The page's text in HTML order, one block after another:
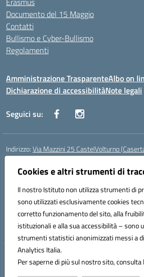
Cookies e altri strumenti di
Il nostro Istituto non utilizza strumenti di
sono utilizzati esclusivamente cookies
corretto funzionamento del sito, alla
istituzionali e alla sua accessibilità – sono
strumenti statistici anonimizzati messi a
Analytics Italia.
Per saperne di più sul nostro sito, consulta
Documento del 15 Maggio
Contatti
Bullismo e Cyber-Bullismo
Regolamenti
Amministrazione TrasparenteAlbo on
Dichiarazione di accessibilitàNote legali
Seguici su:
Indirizzo:Via Mazzini 25 CastelVolturno
Centralino:
Posta elettronica certificata (PEC):
Codice fiscale: 93063510619
Codice meccanografico:CEIS014005
Codice Indice delle Pubbliche Amministrazioni
Codice unico di fatturazione (CUF): UOU8EW
Hosting & Powered by 3D
Concept & Design by